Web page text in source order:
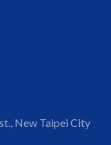
New Taipei City